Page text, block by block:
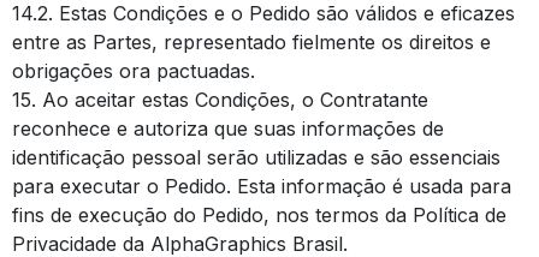
14.2. Estas Condições e o Pedido são válidos e eficazes
entre as Partes, representado fielmente os direitos e
obrigações ora pactuadas.
15. Ao aceitar estas Condições, o Contratante
reconhece e autoriza que suas informações de
identificação pessoal serão utilizadas e são essenciais
para executar o Pedido. Esta informação é usada para
fins de execução do Pedido, nos termos da Política de
Privacidade da AlphaGraphics Brasil.